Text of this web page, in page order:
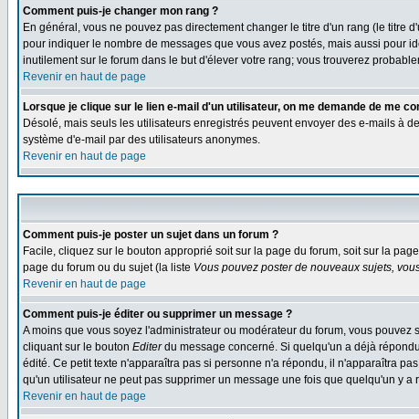
Comment puis-je changer mon rang ?
En général, vous ne pouvez pas directement changer le titre d'un rang (le titre
pour indiquer le nombre de messages que vous avez postés, mais aussi pour
inutilement sur le forum dans le but d'élever votre rang; vous trouverez
Revenir en haut de page
Lorsque je clique sur le lien e-mail d'un utilisateur, on me demande de me
Désolé, mais seuls les utilisateurs enregistrés peuvent envoyer des e-mails à
système d'e-mail par des utilisateurs anonymes.
Revenir en haut de page
Comment puis-je poster un sujet dans un forum ?
Facile, cliquez sur le bouton approprié soit sur la page du forum, soit sur la
page du forum ou du sujet (la liste Vous pouvez poster de nouveaux sujets,
Revenir en haut de page
Comment puis-je éditer ou supprimer un message ?
A moins que vous soyez l'administrateur ou modérateur du forum, vous
cliquant sur le bouton Editerdu message concerné. Si quelqu'un a déjà
édité. Ce petit texte n'apparaîtra pas si personne n'a répondu, il n'apparaîtra
qu'un utilisateur ne peut pas supprimer un message une fois que quelqu'un y a
Revenir en haut de page